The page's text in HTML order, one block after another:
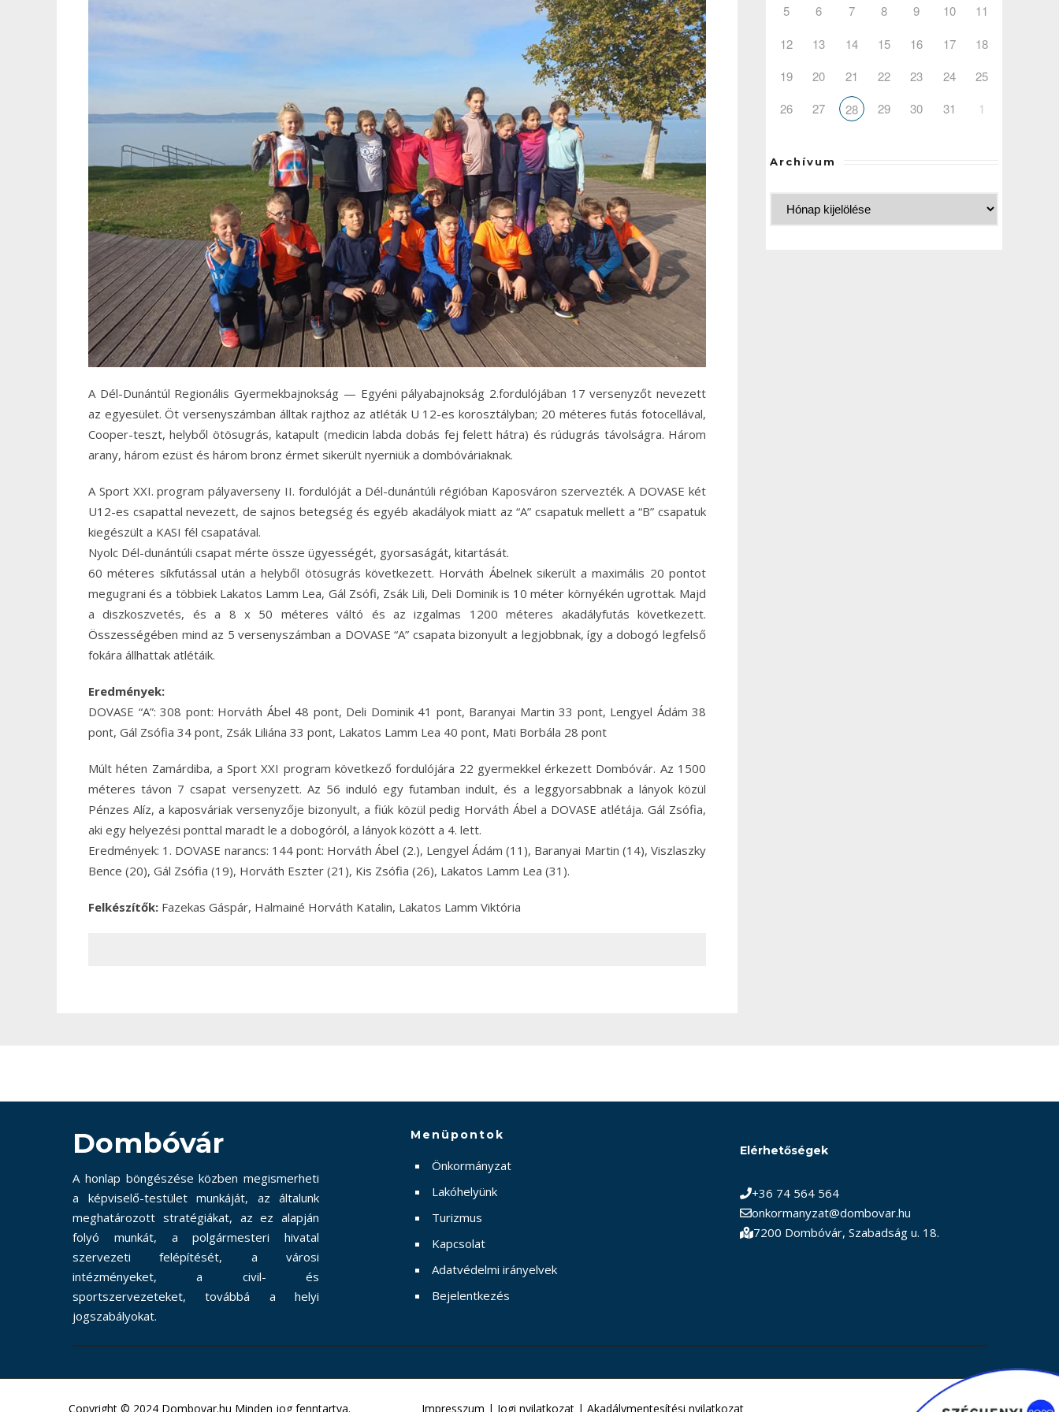
A Dél-Dunántúl Regionális Gyermekbajnokság — Egyéni pályabajnokság 2.fordulójában 17 versenyzőt nevezett
az egyesület. Öt versenyszámban álltak rajthoz az atléták U 12-es korosztályban; 20 méteres futás fotocellával,
Cooper-teszt, helyből ötösugrás, katapult (medicin labda dobás fej felett hátra) és rúdugrás távolságra. Három
arany, három ezüst és három bronz érmet sikerült nyerniük a dombóváriaknak.
A Sport XXI. program pályaverseny II. fordulóját a Dél-dunántúli régióban Kaposváron szervezték. A DOVASE két
U12-es csapattal nevezett, de sajnos betegség és egyéb akadályok miatt az “A” csapatuk mellett a “B” csapatuk
kiegészült a KASI fél csapatával.
Nyolc Dél-dunántúli csapat mérte össze ügyességét, gyorsaságát, kitartását.
60 méteres síkfutással után a helyből ötösugrás következett. Horváth Ábelnek sikerült a maximális 20 pontot
megugrani és a többiek Lakatos Lamm Lea, Gál Zsófi, Zsák Lili, Deli Dominik is 10 méter környékén ugrottak. Majd
a diszkoszvetés, és a 8 x 50 méteres váltó és az izgalmas 1200 méteres akadályfutás következett.
Összességében mind az 5 versenyszámban a DOVASE “A” csapata bizonyult a legjobbnak, így a dobogó legfelső
fokára állhattak atlétáik.
Eredmények:
DOVASE “A”: 308 pont: Horváth Ábel 48 pont, Deli Dominik 41 pont, Baranyai Martin 33 pont, Lengyel Ádám 38
pont, Gál Zsófia 34 pont, Zsák Liliána 33 pont, Lakatos Lamm Lea 40 pont, Mati Borbála 28 pont
Múlt héten Zamárdiba, a Sport XXI program következő fordulójára 22 gyermekkel érkezett Dombóvár. Az 1500
méteres távon 7 csapat versenyzett. Az 56 induló egy futamban indult, és a leggyorsabbnak a lányok közül
Pénzes Alíz, a kaposváriak versenyzője bizonyult, a fiúk közül pedig Horváth Ábel a DOVASE atlétája. Gál Zsófia,
aki egy helyezési ponttal maradt le a dobogóról, a lányok között a 4. lett.
Eredmények: 1. DOVASE narancs: 144 pont: Horváth Ábel (2.), Lengyel Ádám (11), Baranyai Martin (14), Viszlaszky
Bence (20), Gál Zsófia (19), Horváth Eszter (21), Kis Zsófia (26), Lakatos Lamm Lea (31).
Felkészítők: Fazekas Gáspár, Halmainé Horváth Katalin, Lakatos Lamm Viktória
5
6 7 8 9 10
11
12
13 14 15 16 17
18
19
20 21 22 23 24
25
26
27 28 29 30 31 1
Archívum
Dombóvár
A honlap böngészése közben megismerheti
a képviselő-testület munkáját, az általunk
meghatározott stratégiákat, az ez alapján
folyó munkát, a polgármesteri hivatal
szervezeti felépítését, a városi
intézményeket, a civil- és
sportszervezeteket, továbbá a helyi
jogszabályokat.
Menüpontok
Önkormányzat
Lakóhelyünk
Turizmus
Kapcsolat
Adatvédelmi irányelvek
Bejelentkezés
Elérhetőségek
+36 74 564 564
onkormanyzat@dombovar.hu
7200 Dombóvár, Szabadság u. 18.
Copyright © 2024 Dombovar.hu Minden jog fenntartva. Impresszum | Jogi nyilatkozat | Akadálymentesítési nyilatkozat